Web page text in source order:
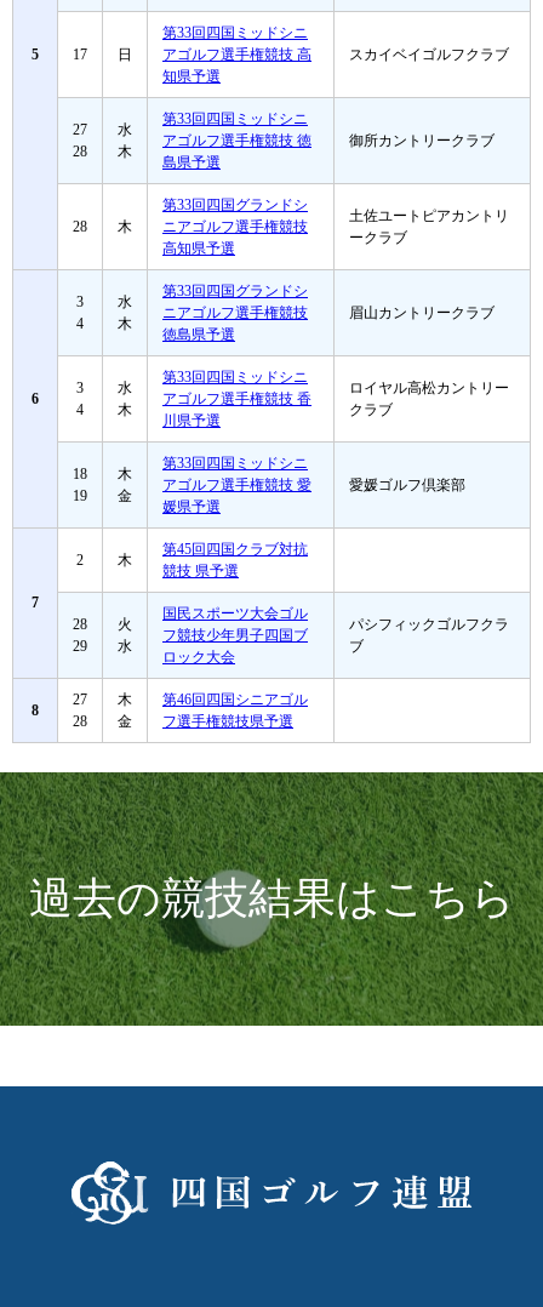
5 17 日
第33回四国ミッドシニ
アゴルフ選手権競技 高
知県予選
スカイベイゴルフクラブ
27
28
水
木
第33回四国ミッドシニ
アゴルフ選手権競技 徳
島県予選
御所カントリークラブ
28 木
第33回四国グランドシ
ニアゴルフ選手権競技
高知県予選
土佐ユートピアカントリ
ークラブ
6
3
4
水
木
第33回四国グランドシ
ニアゴルフ選手権競技
徳島県予選
眉山カントリークラブ
3
4
水
木
第33回四国ミッドシニ
アゴルフ選手権競技 香
川県予選
ロイヤル高松カントリー
クラブ
18
19
木
金
第33回四国ミッドシニ
アゴルフ選手権競技 愛
媛県予選
愛媛ゴルフ倶楽部
7
2 木
第45回四国クラブ対抗
競技 県予選
28
29
火
水
国民スポーツ大会ゴル
フ競技少年男子四国ブ
ロック大会
パシフィックゴルフクラ
ブ
8
27
28
木
金
第46回四国シニアゴル
フ選手権競技県予選
過去の競技結果はこちら